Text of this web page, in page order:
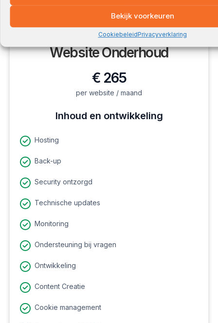
Bekijk voorkeuren
CookiebeleidPrivacyverklaring
Meest gekozen oplossing
Website Onderhoud
Inhoud en ontwikkeling
€ 265
per website / maand
Hosting
Back-up
Security ontzorgd
Technische updates
Monitoring
Ondersteuning bij vragen
Ontwikkeling
Content Creatie
Cookie management